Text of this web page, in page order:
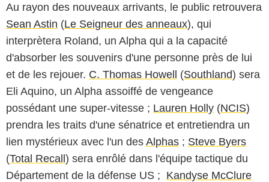
Au rayon des nouveaux arrivants, le public retrouvera
Sean Astin (Le Seigneur des anneaux), qui
interprètera Roland, un Alpha qui a la capacité
d'absorber les souvenirs d'une personne près de lui
et de les rejouer. C. Thomas Howell (Southland) sera
Eli Aquino, un Alpha assoiffé de vengeance
possédant une super-vitesse ; Lauren Holly (NCIS)
prendra les traits d'une sénatrice et entretiendra un
lien mystérieux avec l'un des Alphas ; Steve Byers
(Total Recall) sera enrôlé dans l'équipe tactique du
Département de la défense US ; Kandyse McClure